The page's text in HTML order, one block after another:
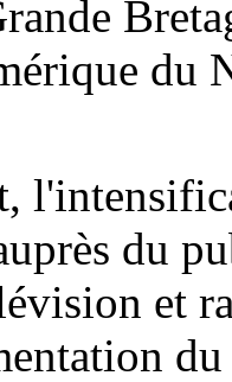
du
du
et